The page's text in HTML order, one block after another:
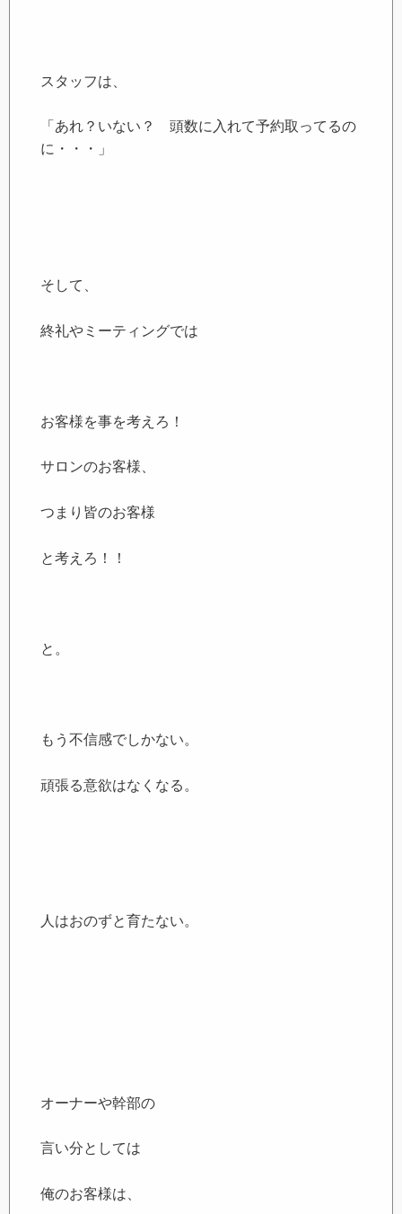
スタッフは、
「あれ？いない？ 頭数に入れて予約取ってるの
に・・・」
そして、
終礼やミーティングでは
お客様を事を考えろ！
サロンのお客様、
つまり皆のお客様
と考えろ！！
と。
もう不信感でしかない。
頑張る意欲はなくなる。
人はおのずと育たない。
オーナーや幹部の
言い分としては
俺のお客様は、